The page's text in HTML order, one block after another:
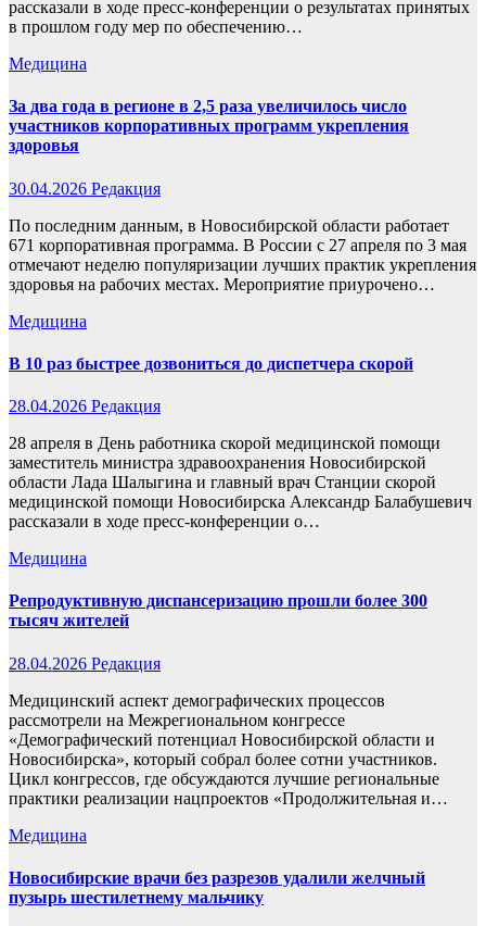
рассказали в ходе пресс-конференции о результатах принятых
в прошлом году мер по обеспечению…
Медицина
За два года в регионе в 2,5 раза увеличилось число
участников корпоративных программ укрепления
здоровья
30.04.2026 Редакция
По последним данным, в Новосибирской области работает
671 корпоративная программа. В России с 27 апреля по 3 мая
отмечают неделю популяризации лучших практик укрепления
здоровья на рабочих местах. Мероприятие приурочено…
Медицина
В 10 раз быстрее дозвониться до диспетчера скорой
28.04.2026 Редакция
28 апреля в День работника скорой медицинской помощи
заместитель министра здравоохранения Новосибирской
области Лада Шалыгина и главный врач Станции скорой
медицинской помощи Новосибирска Александр Балабушевич
рассказали в ходе пресс-конференции о…
Медицина
Репродуктивную диспансеризацию прошли более 300
тысяч жителей
28.04.2026 Редакция
Медицинский аспект демографических процессов
рассмотрели на Межрегиональном конгрессе
«Демографический потенциал Новосибирской области и
Новосибирска», который собрал более сотни участников.
Цикл конгрессов, где обсуждаются лучшие региональные
практики реализации нацпроектов «Продолжительная и…
Медицина
Новосибирские врачи без разрезов удалили желчный
пузырь шестилетнему мальчику